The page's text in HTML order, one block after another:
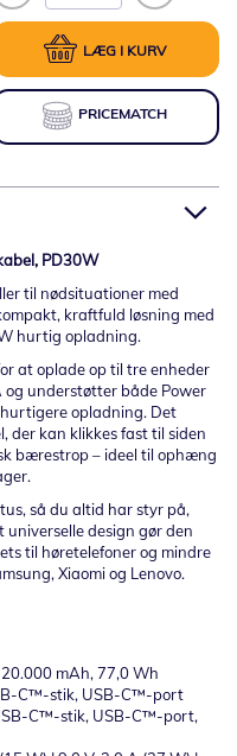
LÆG I KURV
PRICEMATCH
PD30W
til nødsituationer med
kraftfuld løsning med
hurtig opladning.
at oplade op til tre enheder
understøtter både Power
hurtigere opladning. Det
der kan klikkes fast til siden
bærestrop – ideel til ophæng
så du altid har styr på,
design gør den
til høretelefoner og mindre
Xiaomi og Lenovo.
mAh, 77,0 Wh
C™-stik, USB-C™-port
C™-stik, USB-C™-port,